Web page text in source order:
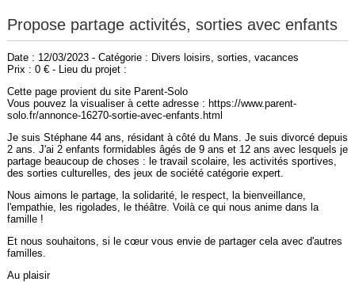
Propose partage activités, sorties avec enfants
Date : 12/03/2023 - Catégorie : Divers loisirs, sorties, vacances
Prix : 0 € - Lieu du projet :
Cette page provient du site Parent-Solo
Vous pouvez la visualiser à cette adresse : https://www.parent-
solo.fr/annonce-16270-sortie-avec-enfants.html
Je suis Stéphane 44 ans, résidant à côté du Mans. Je suis divorcé depuis
2 ans. J'ai 2 enfants formidables âgés de 9 ans et 12 ans avec lesquels je
partage beaucoup de choses : le travail scolaire, les activités sportives,
des sorties culturelles, des jeux de société catégorie expert.
Nous aimons le partage, la solidarité, le respect, la bienveillance,
l'empathie, les rigolades, le théâtre. Voilà ce qui nous anime dans la
famille !
Et nous souhaitons, si le cœur vous envie de partager cela avec d'autres
familles.
Au plaisir